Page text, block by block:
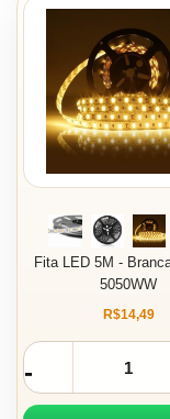
Fita LED 5M -
5050WW
R$14,49